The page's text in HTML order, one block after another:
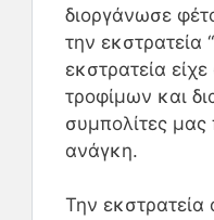
διοργάνωσε
την εκστρατεία
εκστρατεία
τροφίμων και
συμπολίτες
ανάγκη.
Την εκστρατεία